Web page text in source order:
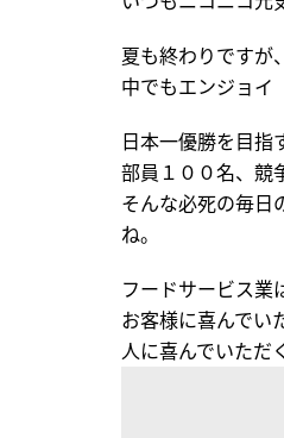
夏も終わりですが
中でもエンジョイ
日本一優勝を目指
部員１００名、競
そんな必死の毎日
ね。
フードサービス業
お客様に喜んでい
人に喜んでいただ